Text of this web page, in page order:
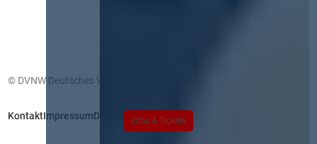
Infos & Tickets
© DVNW Deutsches Vergabenetzwerk GmbH
KontaktImpressumDatenschutz